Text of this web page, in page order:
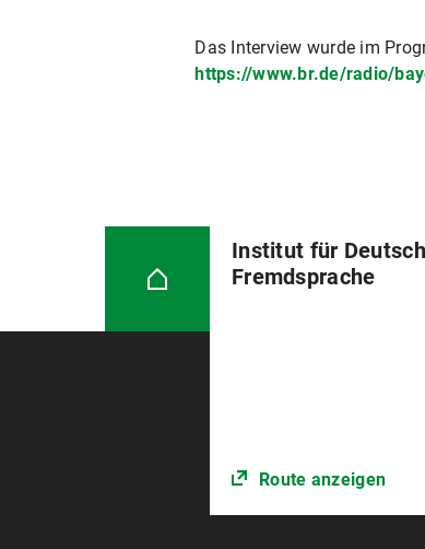
Das Interview wurde im
https://www.br.de/radio/
Institut für
Fremdsprache
Route anzeigen